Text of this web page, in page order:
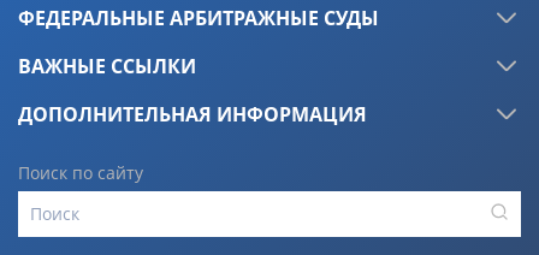
ФЕДЕРАЛЬНЫЕ АРБИТРАЖНЫЕ СУДЫ
ВАЖНЫЕ ССЫЛКИ
ДОПОЛНИТЕЛЬНАЯ ИНФОРМАЦИЯ
Поиск по сайту